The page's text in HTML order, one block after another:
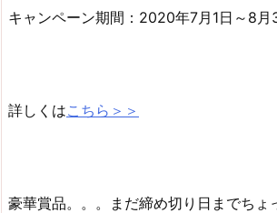
キャンペーン期間：2020年7月1日～8月
詳しくはこちら＞＞
豪華賞品。。。まだ締め切り日までちょ